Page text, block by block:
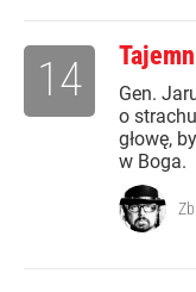
Gen.
o
głowę,
w Boga.
14